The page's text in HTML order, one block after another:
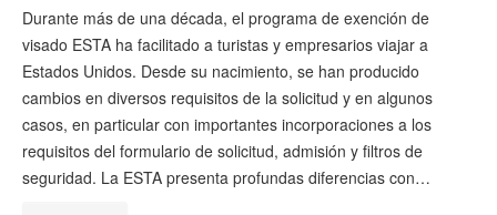
Durante más de una década, el programa de exención de
visado ESTA ha facilitado a turistas y empresarios viajar a
Estados Unidos. Desde su nacimiento, se han producido
cambios en diversos requisitos de la solicitud y en algunos
casos, en particular con importantes incorporaciones a los
requisitos del formulario de solicitud, admisión y filtros de
seguridad. La ESTA presenta profundas diferencias con…